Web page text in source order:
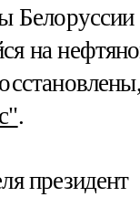
Белоруссии
на
.
президент